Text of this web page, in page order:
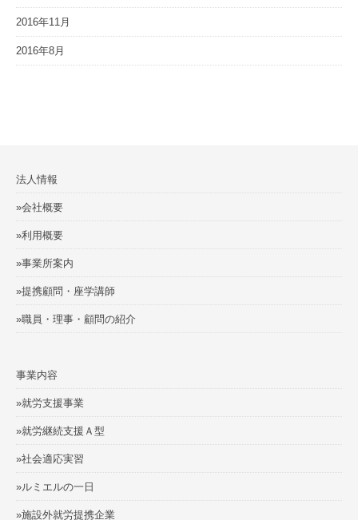
2016年11月
2016年8月
法人情報
»会社概要
»利用概要
»事業所案内
»提携顧問・座学講師
»職員・理事・顧問の紹介
事業内容
»就労支援事業
»就労継続支援Ａ型
»社会適応実習
»ルミエルの一日
»施設外就労提携企業